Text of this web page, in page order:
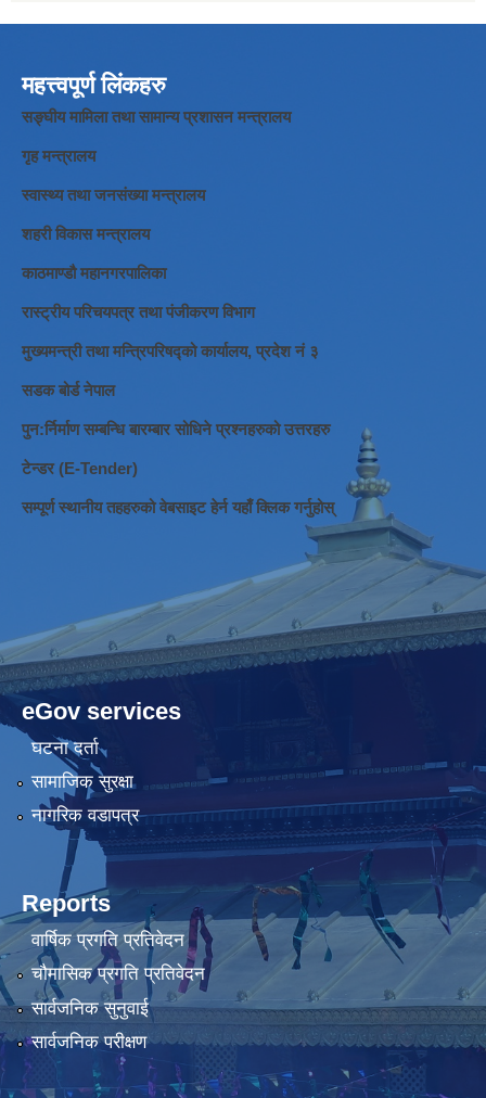
महत्त्वपूर्ण लिंकहरु
सङ्घीय मामिला तथा सामान्य प्रशासन मन्त्रालय
गृह मन्त्रालय
स्वास्थ्य तथा जनसंख्या मन्त्रालय
शहरी विकास मन्त्रालय
काठमाण्डौ महानगरपालिका
रास्ट्रीय परिचयपत्र तथा पंजीकरण विभाग
मुख्यमन्त्री तथा मन्त्रिपरिषद्को कार्यालय, प्रदेश नं ३
सडक बोर्ड नेपाल
पुन:र्निर्माण सम्बन्धि बारम्बार सोधिने प्रश्नहरुको उत्तरहरु
टेन्डर (E-Tender)
सम्पूर्ण स्थानीय तहहरुको वेबसाइट हेर्न यहाँ क्लिक गर्नुहोस्
eGov services
घटना दर्ता
सामाजिक सुरक्षा
नागरिक वडापत्र
Reports
वार्षिक प्रगति प्रतिवेदन
चौमासिक प्रगति प्रतिवेदन
सार्वजनिक सुनुवाई
सार्वजनिक परीक्षण